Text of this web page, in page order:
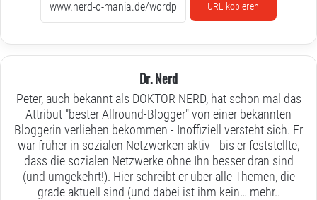
URL kopieren
Dr. Nerd
Peter, auch bekannt als DOKTOR NERD, hat schon mal das
Attribut "bester Allround-Blogger" von einer bekannten
Bloggerin verliehen bekommen - Inoffiziell versteht sich. Er
war früher in sozialen Netzwerken aktiv - bis er feststellte,
dass die sozialen Netzwerke ohne Ihn besser dran sind
(und umgekehrt!). Hier schreibt er über alle Themen, die
grade aktuell sind (und dabei ist ihm kein… mehr..